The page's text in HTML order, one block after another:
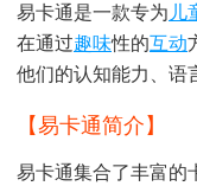
易卡通是一款专为 儿
在通过趣味性的互动
他们的认知能力、语
【易卡通简介】
易卡通集合了丰富的